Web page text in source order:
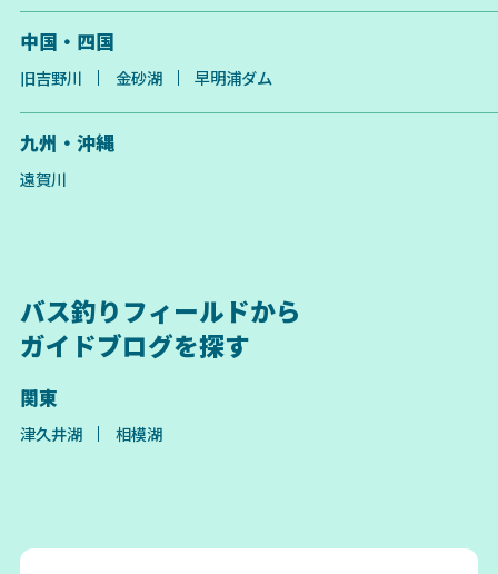
中国・四国
旧吉野川 金砂湖 早明浦ダム
九州・沖縄
遠賀川
バス釣りフィールドから
ガイドブログを探す
関東
津久井湖 相模湖